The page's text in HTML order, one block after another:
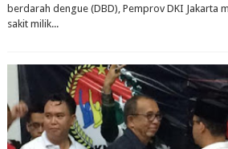
berdarah dengue (DBD), Pemprov DKI Jakarta
sakit milik...